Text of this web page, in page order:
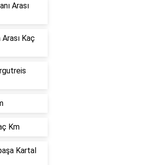
Arası
Kaç
Km
Kartal